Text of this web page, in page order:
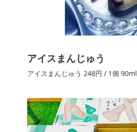
アイスまんじゅう
アイスまんじゅう 248円 / 1個 90ml